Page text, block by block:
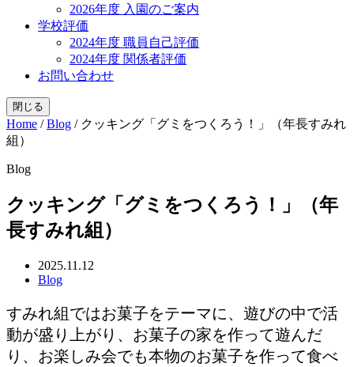
2026年度 入園のご案内
学校評価
2024年度 職員自己評価
2024年度 関係者評価
お問い合わせ
閉じる
Home /Blog / クッキング「グミをつくろう！」（年長すみれ
組）
Blog
クッキング「グミをつくろう！」（年
長すみれ組）
2025.11.12
Blog
すみれ組ではお菓子をテーマに、遊びの中で活
動が盛り上がり、お菓子の家を作って遊んだ
り、お楽しみ会でも本物のお菓子を作って食べ